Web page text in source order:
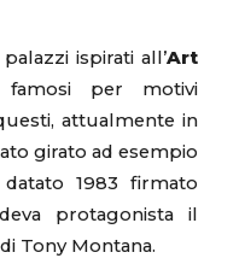
ispirati all’Art
per motivi
attualmente in
girato ad esempio
1983 firmato
protagonista il
Tony Montana.